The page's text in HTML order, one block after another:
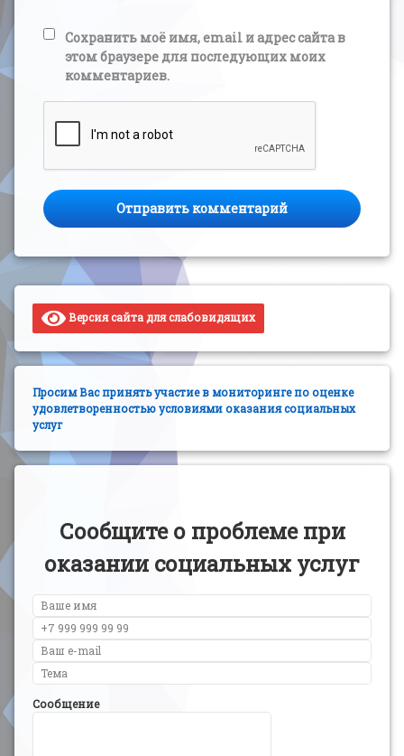
Сохранить моё имя, email и адрес сайта в
этом браузере для последующих моих
комментариев.
Версия сайта для слабовидящих
Просим Вас принять участие в мониторинге по оценке
удовлетворенностью условиями оказания социальных
услуг
Сообщите о проблеме при
оказании социальных услуг
Сообщение